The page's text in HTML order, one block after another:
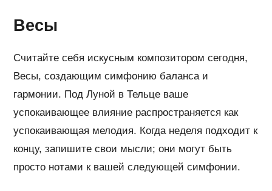
Весы
Считайте себя искусным композитором сегодня,
Весы, создающим симфонию баланса и
гармонии. Под Луной в Тельце ваше
успокаивающее влияние распространяется как
успокаивающая мелодия. Когда неделя подходит к
концу, запишите свои мысли; они могут быть
просто нотами к вашей следующей симфонии.